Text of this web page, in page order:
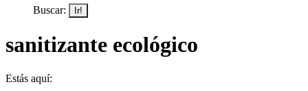
Buscar:
sanitizante ecológico
Estás aquí: